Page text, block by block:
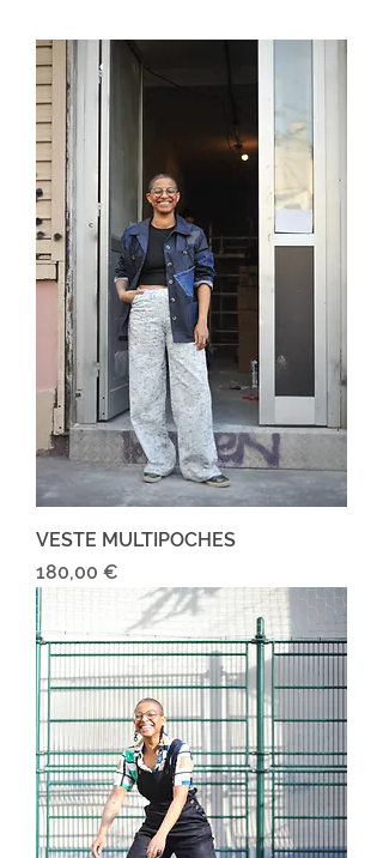
VESTE MULTIPOCHES
Prix
180,00 €